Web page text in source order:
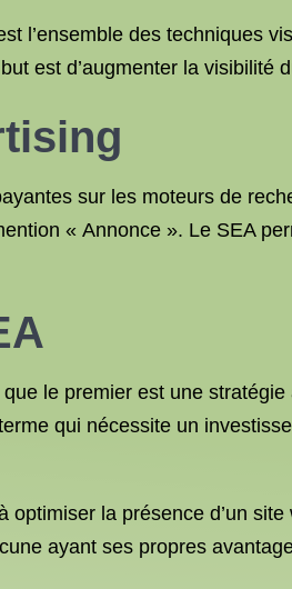
l’ensemble des techniques
est d’augmenter la visibilité
sur les moteurs de
« Annonce ». Le SEA
le premier est une
qui nécessite un
la présence d’un
ayant ses propres